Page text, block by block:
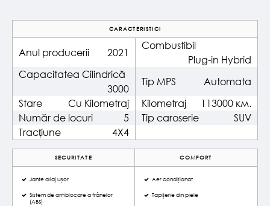
CARACTERISTICI
Anul producerii 2021
Combustibil
Plug-in Hybrid
Capacitatea Cilindrică
3000
Tip MPS
Automata
Stare
Cu Kilometraj Kilometraj
113000 км.
Număr de locuri
5 Tip caroserie
SUV
Tracțiune
4X4
SECURITATE
Jante aliaj ușor
Sistem de antiblocare a frânelor
(ABS)
COMFORT
Aer condiționat
Tapițerie din piele